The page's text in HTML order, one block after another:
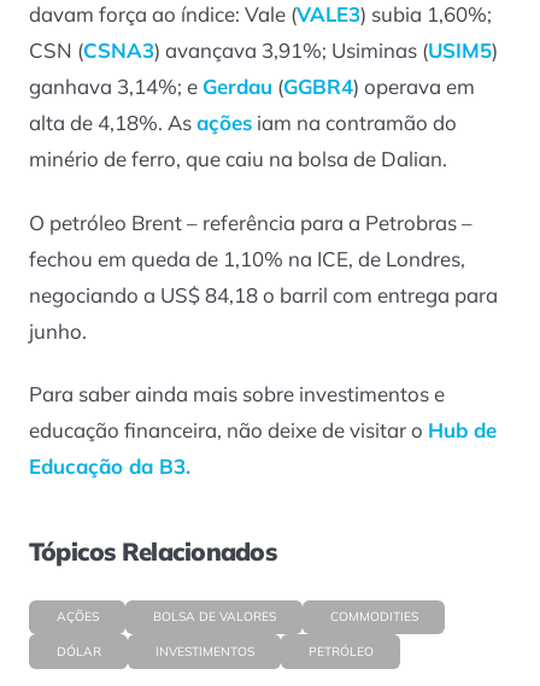
davam força ao índice: Vale (VALE3) subia 1,60%;
CSN (CSNA3) avançava 3,91%; Usiminas (USIM5)
ganhava 3,14%; e Gerdau (GGBR4) operava em
alta de 4,18%. Asações iam na contramão do
minério de ferro, que caiu na bolsa de Dalian.
O petróleo Brent – referência para a Petrobras –
fechou em queda de 1,10% na ICE, de Londres,
negociando a US$ 84,18 o barril com entrega para
junho.
Para saber ainda mais sobre investimentos e
educação financeira, não deixe de visitar o Hub de
Educação da B3.
Tópicos Relacionados
AÇÕES BOLSA DE VALORES COMMODITIES
DÓLAR INVESTIMENTOS PETRÓLEO